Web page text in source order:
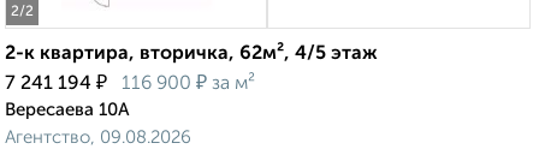
2/2
2-к квартира, вторичка, 62м², 4/5 этаж
7 241 194 ₽ 116 900 ₽ за м²
Вересаева 10А
Агентство, 09.08.2026